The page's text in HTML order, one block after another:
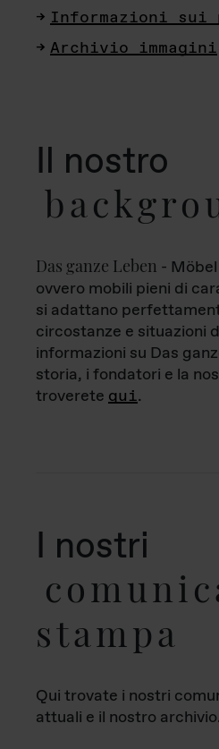
Informazioni sui
Archivio immagini
Il nostro
Das ganze Leben -
ovvero mobili pieni di
si adattano
circostanze e situazioni
informazioni su Das
storia, i fondatori e la
troverete qui.
I nostri
stampa
Qui trovate i nostri
attuali e il nostro archivio.